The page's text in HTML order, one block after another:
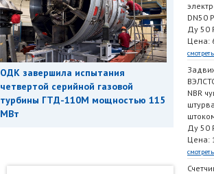
ОДК завершила испытания
четвертой серийной газовой
турбины ГТД-110М мощностью 115
МВт
DN50
Ду 50
Цена:
NBR
Ду 50
Цена: